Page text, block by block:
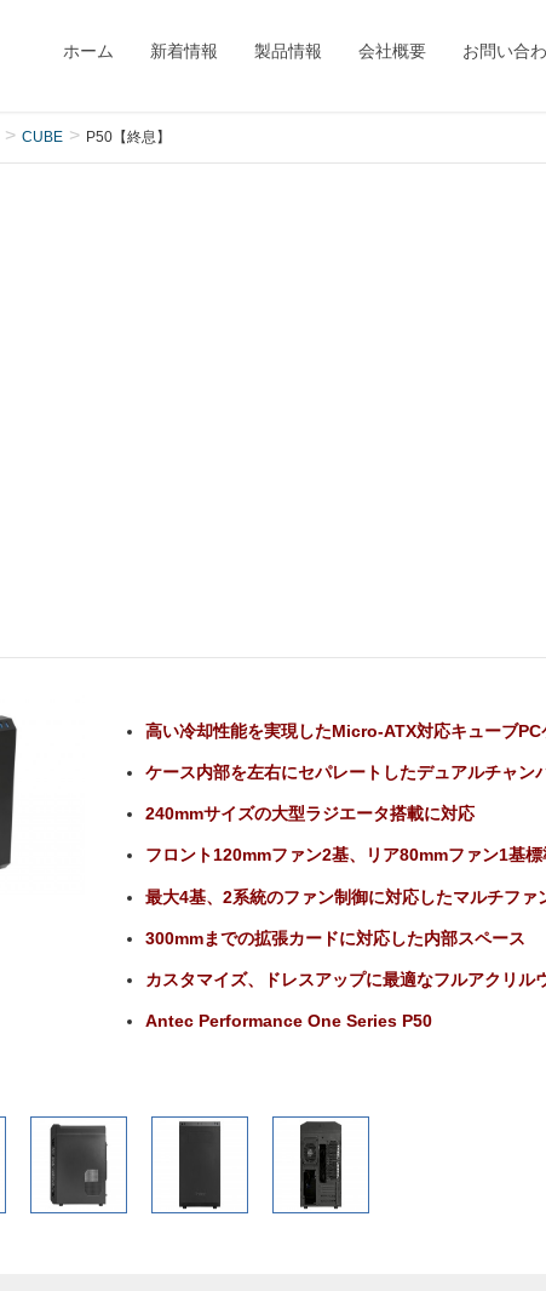
ホーム 新着情報 製品情報 会社概要 お問い合
CUBE P50【終息】
高い冷却性能を実現したMicro-ATX対応キューブPC
ケース内部を左右にセパレートしたデュアルチャン
240mmサイズの大型ラジエータ搭載に対応
フロント120mmファン2基、リア80mmファン1基
最大4基、2系統のファン制御に対応したマルチファ
300mmまでの拡張カードに対応した内部スペース
カスタマイズ、ドレスアップに最適なフルアクリル
Antec Performance One Series P50